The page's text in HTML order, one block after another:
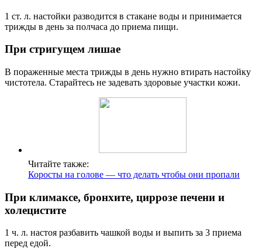
1 ст. л. настойки разводится в стакане воды и принимается
трижды в день за полчаса до приема пищи.
При стригущем лишае
В пораженные места трижды в день нужно втирать настойку
чистотела. Старайтесь не задевать здоровые участки кожи.
Читайте также:
Коросты на голове — что делать чтобы они пропали
При климаксе, бронхите, циррозе печени и
холецистите
1 ч. л. настоя разбавить чашкой воды и выпить за 3 приема
перед едой.